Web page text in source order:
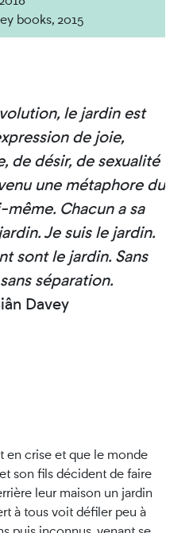
books, 2015
le jardin est
de joie,
de désir, de sexualité
une métaphore du
Chacun a sa
Je suis le jardin.
sont le jardin. Sans
séparation.
Davey
en crise et que le monde
son fils décident de faire
leur maison un jardin
à tous voit défiler peu à